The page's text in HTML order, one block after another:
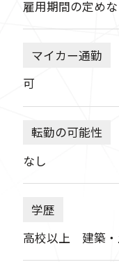
雇用期間の定め
マイカー通勤
可
転勤の可能性
なし
学歴
高校以上 建築・